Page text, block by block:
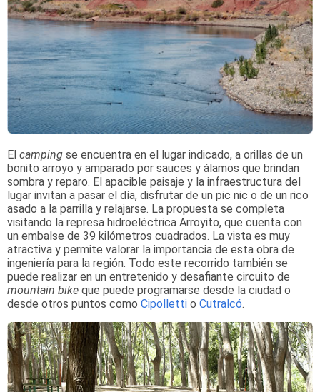
El camping se encuentra en el lugar indicado, a orillas de un
bonito arroyo y amparado por sauces y álamos que brindan
sombra y reparo. El apacible paisaje y la infraestructura del
lugar invitan a pasar el día, disfrutar de un pic nic o de un rico
asado a la parrilla y relajarse. La propuesta se completa
visitando la represa hidroeléctrica Arroyito, que cuenta con
un embalse de 39 kilómetros cuadrados. La vista es muy
atractiva y permite valorar la importancia de esta obra de
ingeniería para la región. Todo este recorrido también se
puede realizar en un entretenido y desafiante circuito de
mountain bike que puede programarse desde la ciudad o
desde otros puntos como Cipolletti o Cutralcó.